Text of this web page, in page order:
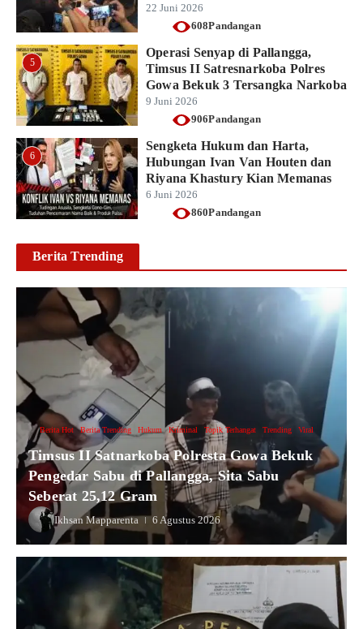
22 Juni 2026
608Pandangan
5
Operasi Senyap di Pallangga,
Timsus II Satresnarkoba Polres
Gowa Bekuk 3 Tersangka Narkoba
9 Juni 2026
906Pandangan
6
Sengketa Hukum dan Harta,
Hubungan Ivan Van Houten dan
Riyana Khastury Kian Memanas
6 Juni 2026
860Pandangan
Berita Trending
Berita Hot Berita Trending Hukum Kriminal Topik Terhangat Trending Viral
Timsus II Satnarkoba Polresta Gowa Bekuk
Pengedar Sabu di Pallangga, Sita Sabu
Seberat 25,12 Gram
Ikhsan Mapparenta 6 Agustus 2026